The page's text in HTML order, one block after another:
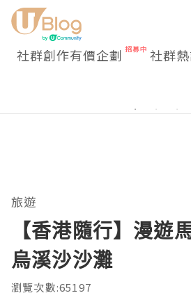
社群創作有價企劃 社群
旅遊
【香港隨行】漫遊
烏溪沙沙灘
瀏覽次數:65197